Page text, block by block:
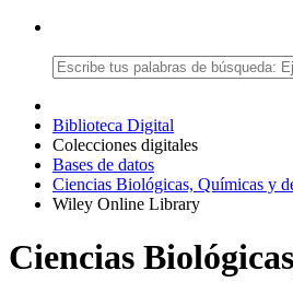
Biblioteca Digital
Colecciones digitales
Bases de datos
Ciencias Biológicas, Químicas y
Wiley Online Library
Ciencias